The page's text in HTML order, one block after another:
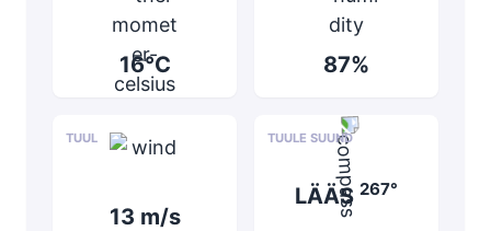
16°C 87%
13 m/s
TUUL
LÄÄS 267°
TUULE SUUND